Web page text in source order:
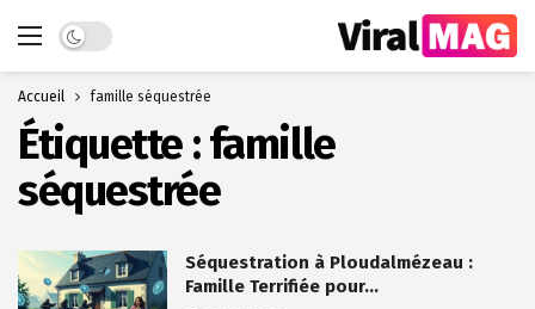
Dark mode
Accueil famille séquestrée
Étiquette :famille
séquestrée
Séquestration à Ploudalmézeau :
Famille Terrifiée pour…